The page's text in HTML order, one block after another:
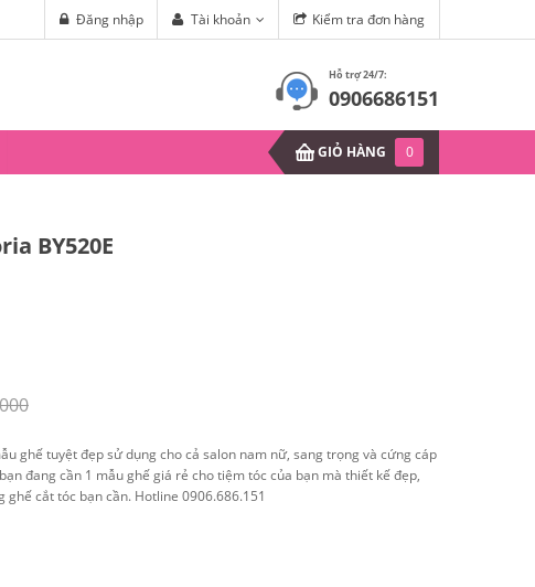
Tóc Xoăn Lọn (Phần 1) Mùa hè sắp đến, làm sao để
Kiểm tra đơn hàng
Tài khoản
Đăng nhập
Hỗ trợ 24/7:
0906686151
GIỎ HÀNG 0
BY520E
ghế tuyệt đẹp sử dụng cho cả salon nam nữ, sang trọng và cứng cáp
đang cần 1 mẫu ghế giá rẻ cho tiệm tóc của bạn mà thiết kế đẹp,
ghế cắt tóc bạn cần. Hotline 0906.686.151